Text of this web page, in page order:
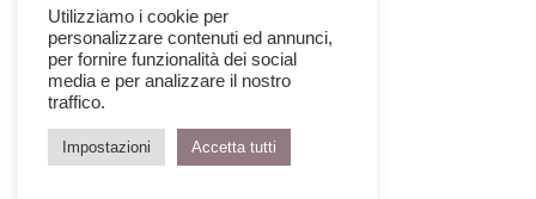
Utilizziamo i cookie per
personalizzare contenuti ed annunci,
per fornire funzionalità dei social
media e per analizzare il nostro
traffico.
Impostazioni Accetta tutti